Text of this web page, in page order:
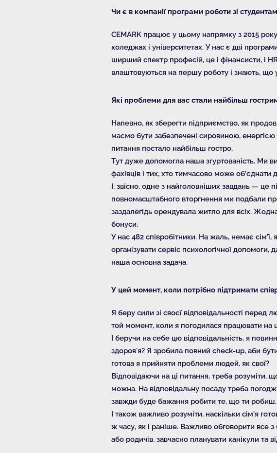
Чи є в компанії програми роботи зі
CEMARK працює у цьому напрямку з 2015
коледжах і університетах. У нас є дві
ширший спектр професій, це і фінансисти, і
влаштовуються на першу роботу і знають, що
Які проблеми для вас стали найбільш
Напевно, як зберегти підприємство, як
маємо бути забезпечені сировиною,
питання постало найбільш гостро.
Тут дуже допомогла наша згуртованість. Ми
фахівців і тих, хто тимчасово може
І, звісно, одне з найголовніших завдань — це
повномасштабного вторгнення ми подбали
заздалегідь орендувала житло для всіх.
бонуси.
У нас 482 співробітники. На жаль, немає
організувати сервіс психологічної
наша основна задача.
У цей момент, коли потрібно підтримати
Я беру сили зі своєї відповідальності
той момент, коли я погодилася працювати на
І беручи на себе цю відповідальність, я
здоров'я? Я зробила повний check-up, аби
готова я прийняти проблеми людей, як свої?
Відповідаючи на ці питання, треба
можна. На відповідальну посаду треба
завжди буде бажання робити те, що ти робиш.
І також важливо розуміти, наскільки сім’я
ж часу, як і раніше. Важливо обговорити все з
або родичів, завчасно планувати канікули та